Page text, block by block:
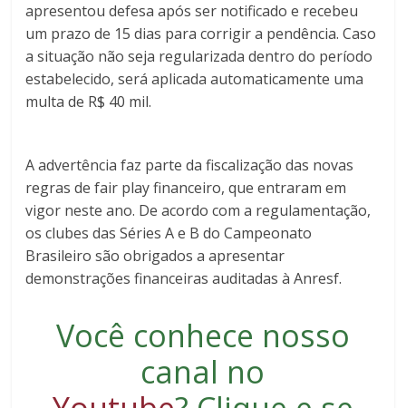
apresentou defesa após ser notificado e recebeu
um prazo de 15 dias para corrigir a pendência. Caso
a situação não seja regularizada dentro do período
estabelecido, será aplicada automaticamente uma
multa de R$ 40 mil.
A advertência faz parte da fiscalização das novas
regras de fair play financeiro, que entraram em
vigor neste ano. De acordo com a regulamentação,
os clubes das Séries A e B do Campeonato
Brasileiro são obrigados a apresentar
demonstrações financeiras auditadas à Anresf.
Você conhece nosso
canal no